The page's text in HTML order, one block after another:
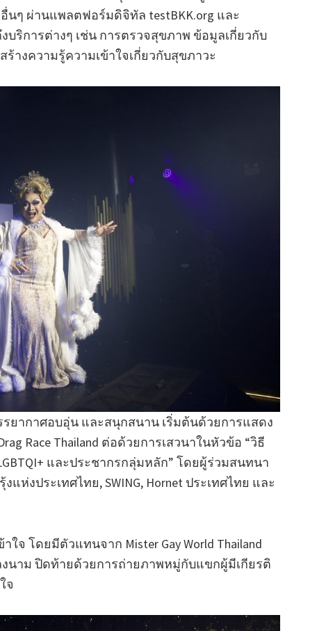
นๆ ผ่านแพลตฟอร์มดิจิทัล testBKK.org และ
บริการต่างๆ เช่น การตรวจสุขภาพ ข้อมูลเกี่ยวกับ
างความรู้ความเข้าใจเกี่ยวกับสุขภาวะ
ยากาศอบอุ่น และสนุกสนาน เริ่มต้นด้วยการแสดง
Race Thailand ต่อด้วยการเสวนาในหัวข้อ “วิธี
และประชากรกลุ่มหลัก” โดยผู้ร่วมสนทนา
แห่งประเทศไทย, SWING, Hornet ประเทศไทย และ
จ โดยมีตัวแทนจาก Mister Gay World Thailand
นาม ปิดท้ายด้วยการถ่ายภาพหมู่กับแขกผู้มีเกียรติ
จ